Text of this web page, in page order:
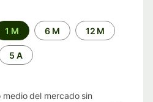
1 M 6 M 12 M
5 A
del mercado sin